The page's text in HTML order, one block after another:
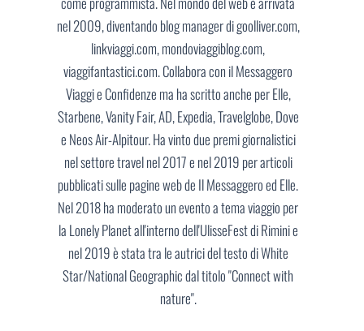
nel 2009, diventando blog manager di goolliver.com,
linkviaggi.com, mondoviaggiblog.com,
viaggifantastici.com. Collabora con il Messaggero
Viaggi e Confidenze ma ha scritto anche per Elle,
Starbene, Vanity Fair, AD, Expedia, Travelglobe, Dove
e Neos Air-Alpitour. Ha vinto due premi giornalistici
nel settore travel nel 2017 e nel 2019 per articoli
pubblicati sulle pagine web de Il Messaggero ed Elle.
Nel 2018 ha moderato un evento a tema viaggio per
la Lonely Planet all'interno dell'UlisseFest di Rimini e
nel 2019 è stata tra le autrici del testo di White
Star/National Geographic dal titolo "Connect with
nature".